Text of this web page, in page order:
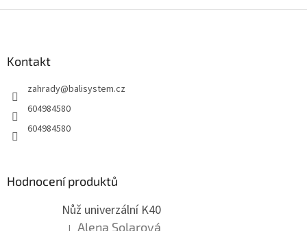
Kontakt
zahrady@balisystem.cz
604984580
604984580
Hodnocení produktů
Nůž univerzální K40
Alena Solarová